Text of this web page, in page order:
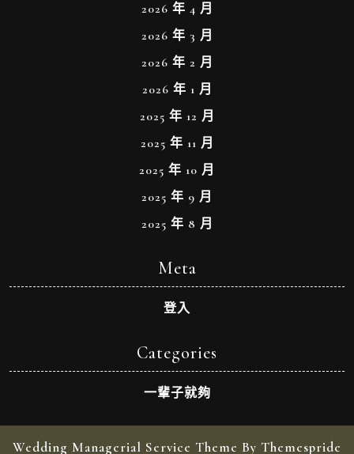
2026 年 4 月
2026 年 3 月
2026 年 2 月
2026 年 1 月
2025 年 12 月
2025 年 11 月
2025 年 10 月
2025 年 9 月
2025 年 8 月
Meta
登入
Categories
一輩子就夠
Wedding Managerial Service Theme By Themespride